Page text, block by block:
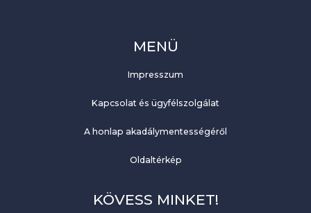
MENÜ
Impresszum
Kapcsolat és ügyfélszolgálat
A honlap akadálymentességéről
Oldaltérkép
KÖVESS MINKET!